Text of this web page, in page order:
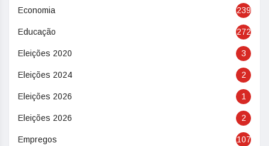
Economia 239
Educação 272
Eleições 2020 3
Eleições 2024 2
Eleições 2026 1
Eleições 2026 2
Empregos 107